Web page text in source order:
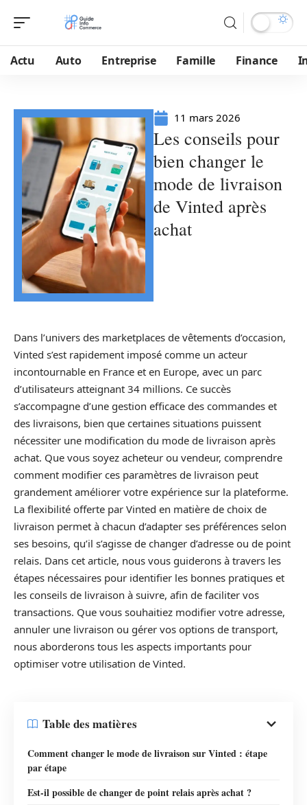
Actu Auto Entreprise Famille Finance
11 mars 2026
Les conseils pour
bien changer le
mode de livraison
de Vinted après
achat
Dans l’univers des marketplaces de vêtements d’occasion,
Vinted s’est rapidement imposé comme un acteur
incontournable en France et en Europe, avec un parc
d’utilisateurs atteignant 34 millions. Ce succès
s’accompagne d’une gestion efficace des commandes et
des livraisons, bien que certaines situations puissent
nécessiter une modification du mode de livraison après
achat. Que vous soyez acheteur ou vendeur, comprendre
comment modifier ces paramètres de livraison peut
grandement améliorer votre expérience sur la plateforme.
La flexibilité offerte par Vinted en matière de choix de
livraison permet à chacun d’adapter ses préférences selon
ses besoins, qu’il s’agisse de changer d’adresse ou de point
relais. Dans cet article, nous vous guiderons à travers les
étapes nécessaires pour identifier les bonnes pratiques et
les conseils de livraison à suivre, afin de faciliter vos
transactions. Que vous souhaitiez modifier votre adresse,
annuler une livraison ou gérer vos options de transport,
nous aborderons tous les aspects importants pour
optimiser votre utilisation de Vinted.
Table des matières
Comment changer le mode de livraison sur Vinted : étape
par étape
Est-il possible de changer de point relais après achat ?